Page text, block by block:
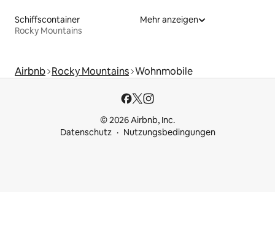
Schiffscontainer
Rocky Mountains
Mehr anzeigen
Airbnb Rocky Mountains Wohnmobile
© 2026 Airbnb, Inc.
Datenschutz
Nutzungsbedingungen